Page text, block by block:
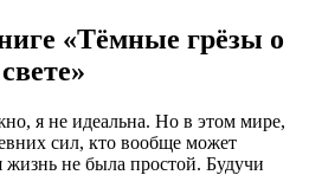
«Тёмные грёзы о
свете»
я не идеальна. Но в этом мире,
сил, кто вообще может
жизнь не была простой. Будучи